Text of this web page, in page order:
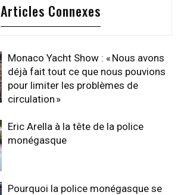
Articles Connexes
Monaco Yacht Show : « Nous avons
déjà fait tout ce que nous pouvions
pour limiter les problèmes de
circulation »
Eric Arella à la tête de la police
monégasque
Pourquoi la police monégasque se